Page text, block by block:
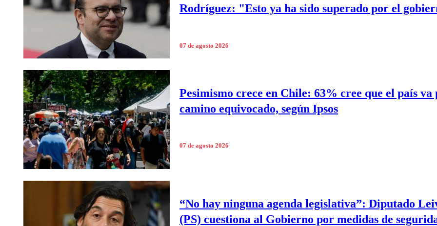
Rodríguez: "Esto ya ha sido superado por el
07 de agosto 2026
Pesimismo crece en Chile: 63% cree que el país va
camino equivocado, según Ipsos
07 de agosto 2026
“No hay ninguna agenda legislativa”: Diputado
(PS) cuestiona al Gobierno por medidas de